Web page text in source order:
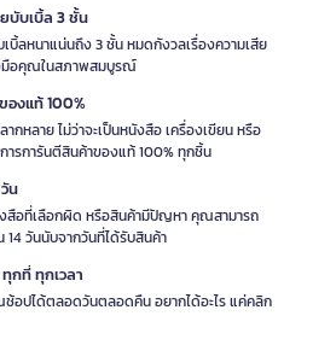
บับเบิ้ล 3 ชั้น
บิ้ลหนาแน่นถึง 3 ชั้น หมดกังวลเรื่องความเสีย
มือคุณในสภาพสมบูรณ์
งแท้ 100%
กหลาย ไม่ว่าจะเป็นหนังสือ เครื่องเขียน หรือ
ารการันตีสินค้าของแท้ 100% ทุกชิ้น
น
งสือที่เลือกผิด หรือสินค้ามีปัญหา คุณสามารถ
14 วันนับจากวันที่ได้รับสินค้า
กที่ ทุกเวลา
อปได้ตลอดวันตลอดคืน อยากได้อะไร แค่คลิก